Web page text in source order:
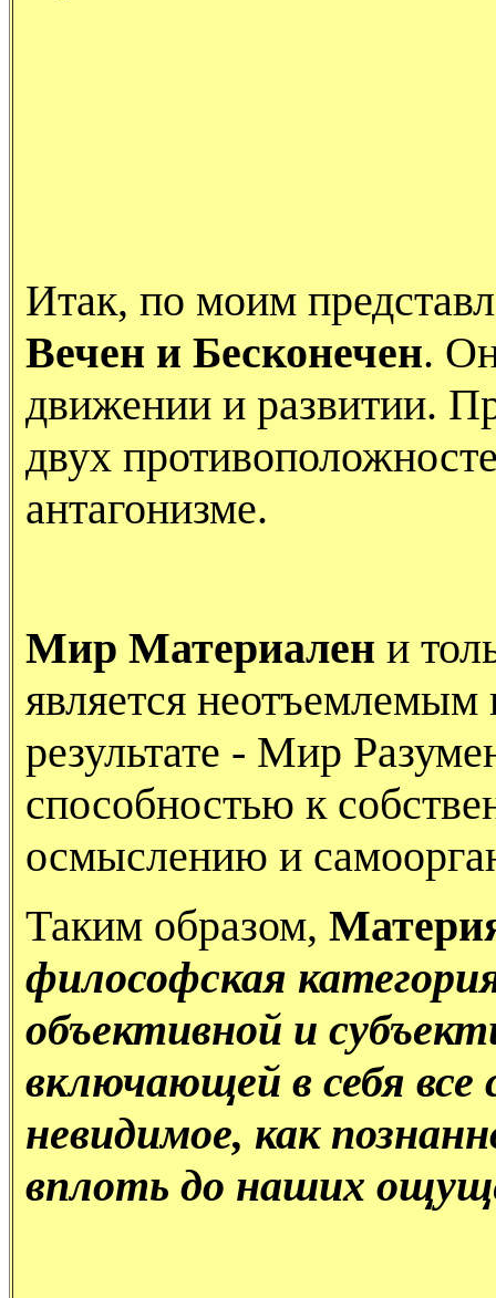
Итак, по моим
Вечен и Бесконечен.
движении и развитии.
двух
антагонизме.
Мир Материален и
является неотъемлемым
результате - Мир
способностью к
осмыслению и
Таким образом,
философская
объективной и
включающей в себя
невидимое, как
вплоть до наших